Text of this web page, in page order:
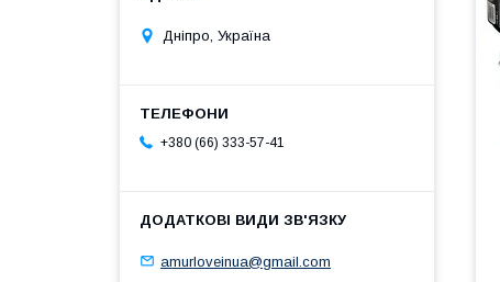
Дніпро, Україна
+380 (66) 333-57-41
amurloveinua@gmail.com